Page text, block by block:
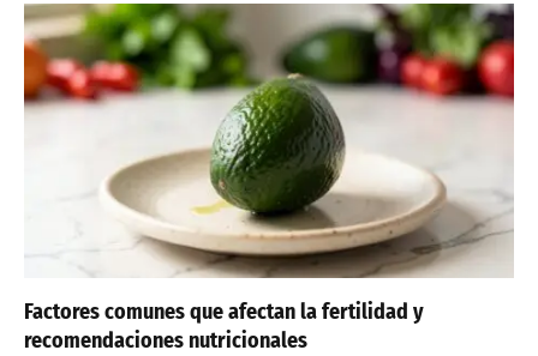
Factores comunes que afectan la fertilidad y
recomendaciones nutricionales